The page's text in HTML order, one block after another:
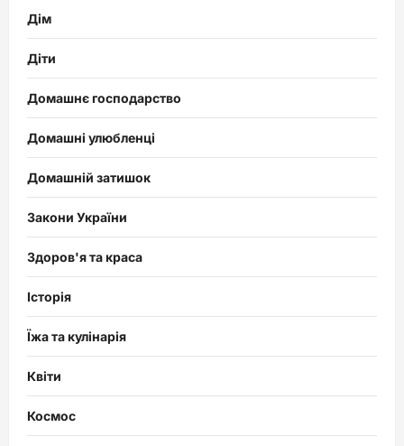
Дім
Діти
Домашнє господарство
Домашні улюбленці
Домашній затишок
Закони України
Здоров'я та краса
Історія
Їжа та кулінарія
Квіти
Космос